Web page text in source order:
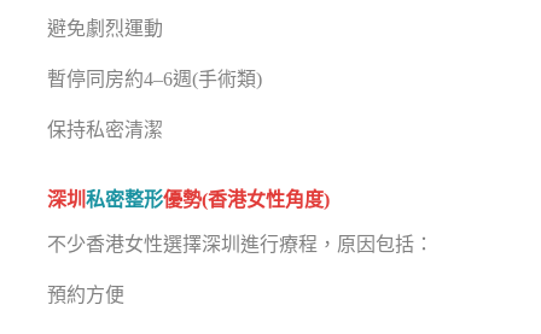
避免劇烈運動
暫停同房約4–6週(手術類)
保持私密清潔
深圳私密整形優勢(香港女性角度)
不少香港女性選擇深圳進行療程，原因包括：
預約方便